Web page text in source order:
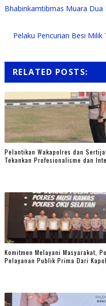
Bhabinkamtibmas Muara Dua
Pelaku Pencurian Besi
RELATED POSTS:
Pelantikan Wakapolres dan
Tekankan Profesionalisme dan
Komitmen Melayani Masyarakat,
Pelayanan Publik Prima Dari